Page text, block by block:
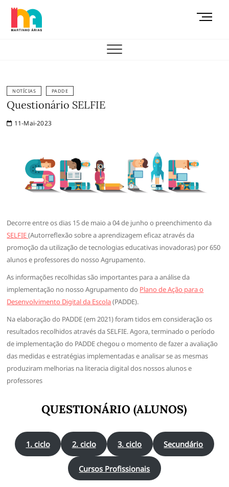
Skip
content
M
NOTÍCIAS PADDE
Questionário SELFIE
11-Mai-2023
Decorre entre os dias 15 de maio a 04 de junho o preenchimento da
SELFIE(Autorreflexão sobre a aprendizagem eficaz através da
promoção da utilização de tecnologias educativas inovadoras) por 650
alunos e professores do nosso Agrupamento.
As informações recolhidas são importantes para a análise da
implementação no nosso Agrupamento do Plano de Ação para o
Desenvolvimento Digital da Escola(PADDE).
Na elaboração do PADDE (em 2021) foram tidos em consideração os
resultados recolhidos através da SELFIE. Agora, terminado o período
de implementação do PADDE chegou o momento de fazer a avaliação
das medidas e estratégias implementadas e analisar se as mesmas
produziram melhorias na literacia digital dos nossos alunos e
professores
QUESTIONÁRIO (ALUNOS)
1. ciclo 2. ciclo 3. ciclo Secundário
Cursos Profissionais